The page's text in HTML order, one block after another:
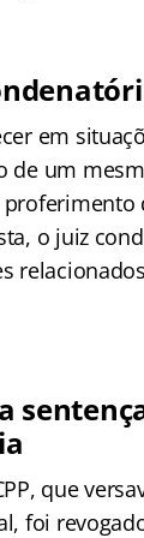
em
de um
o juiz
que
foi